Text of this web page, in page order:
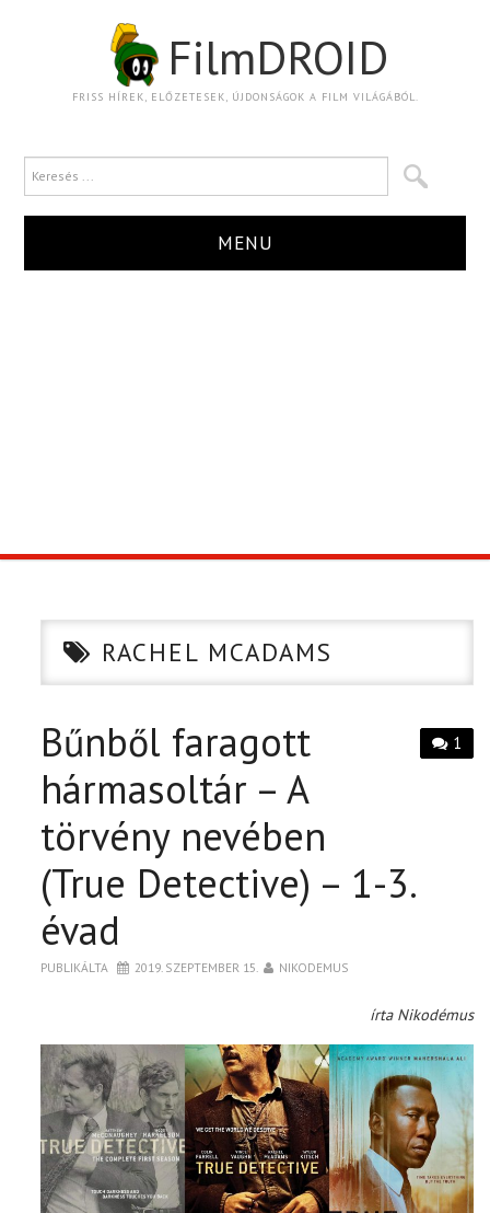
FilmDROID
FRISS HÍREK, ELŐZETESEK, ÚJDONSÁGOK A FILM VILÁGÁBÓL.
MENU
CIKK
PÓLÓ RENDELÉS
RACHEL MCADAMS
1
Bűnből faragott
hármasoltár – A
törvény nevében
(True Detective) – 1-3.
évad
PUBLIKÁLTA 2019. SZEPTEMBER 15. NIKODEMUS
írta Nikodémus